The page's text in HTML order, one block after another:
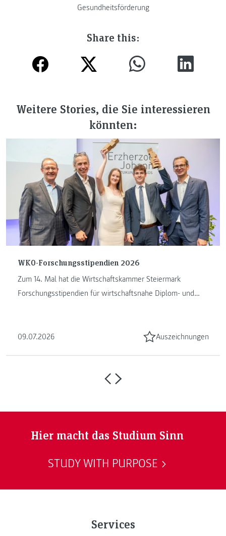
Gesundheitsförderung
Share this:
Weitere Stories, die Sie interessieren
könnten:
WKO-Forschungsstipendien 2026
Zum 14. Mal hat die Wirtschaftskammer Steiermark
Forschungsstipendien für wirtschaftsnahe Diplom- und
09.07.2026 Auszeichnungen
Hier macht das Studium Sinn
STUDY WITH PURPOSE
Services